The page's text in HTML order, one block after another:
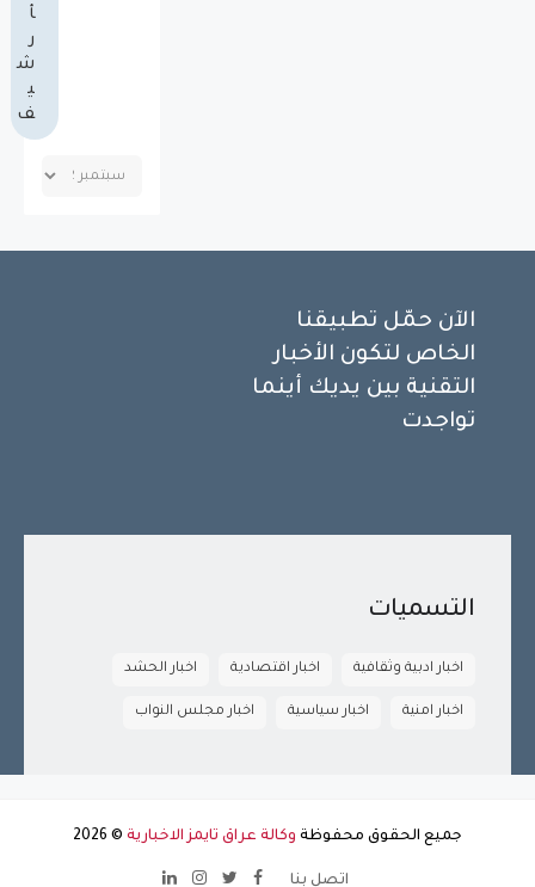
أ
ر
ش
ي
ف
الآن حمّل تطبيقنا
الخاص لتكون الأخبار
التقنية بين يديك أينما
تواجدت
التسميات
اخبار ادبية وثقافية اخبار اقتصادية اخبار الحشد
اخبار امنية اخبار سياسية اخبار مجلس النواب
جميع الحقوق محفوظة وكالة عراق تايمز الاخبارية ©
2026
اتصل بنا